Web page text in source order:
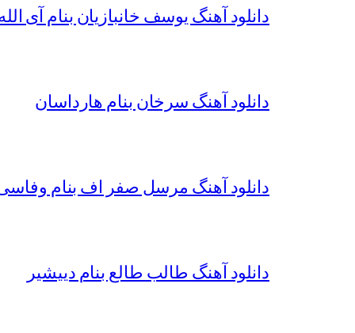
دانلود آهنگ یوسف خانبازیان بنام آی
دانلود آهنگ سرخان بنام هارداسان
دانلود آهنگ مرسل صفر اف بنام
دانلود آهنگ طالب طالع بنام دییشیر